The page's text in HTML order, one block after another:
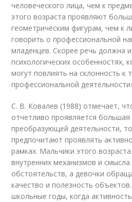
человеческого лица, чем к
этого возрас­та проявляют
геометрическим фигурам, чем к
говорить о профессиональной
младенцев. Скорее речь дол­жна
психологических особенностях,
могут повлиять на склонность к
профессиональной
С. В. Ковалев (1988) отмечает,
отчетливо проявляет­ся
преобразующей деятельности,
предпочитают проявлять
рамках. Мальчики этого
внутренних механизмов и смысла
обстоятельств, а девочки
качество и полезность
школьные годы, когда